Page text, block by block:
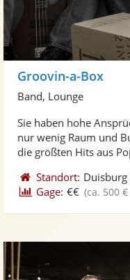
Groovin-a-Box
Band, Lounge
Sie haben hohe
nur wenig Raum und
die größten Hits aus
Standort: Duisburg
Gage: €€ (ca. 500